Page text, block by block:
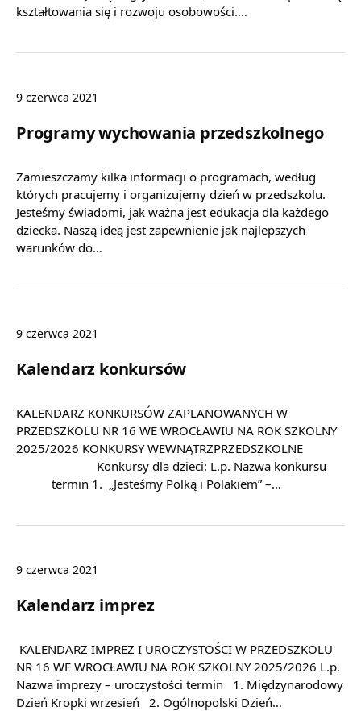
kształtowania się i rozwoju osobowości.…
9 czerwca 2021
Programy wychowania przedszkolnego
Zamieszczamy kilka informacji o programach, według
których pracujemy i organizujemy dzień w przedszkolu.
Jesteśmy świadomi, jak ważna jest edukacja dla każdego
dziecka. Naszą ideą jest zapewnienie jak najlepszych
warunków do…
9 czerwca 2021
Kalendarz konkursów
KALENDARZ KONKURSÓW ZAPLANOWANYCH W
PRZEDSZKOLU NR 16 WE WROCŁAWIU NA ROK SZKOLNY
2025/2026 KONKURSY WEWNĄTRZPRZEDSZKOLNE
Konkursy dla dzieci: L.p. Nazwa konkursu
termin 1. „Jesteśmy Polką i Polakiem” –…
9 czerwca 2021
Kalendarz imprez
KALENDARZ IMPREZ I UROCZYSTOŚCI W PRZEDSZKOLU
NR 16 WE WROCŁAWIU NA ROK SZKOLNY 2025/2026 L.p.
Nazwa imprezy – uroczystości termin 1. Międzynarodowy
Dzień Kropki wrzesień 2. Ogólnopolski Dzień…